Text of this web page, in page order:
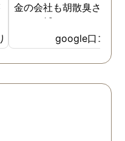
金の会社も胡散臭さがど
しても拭えなくて、、、
ちらの相談員？さんは人
経験が豊富な様で自分の
みにそったアドバイスを
る前後も頻繁に連絡いた
google口コミ